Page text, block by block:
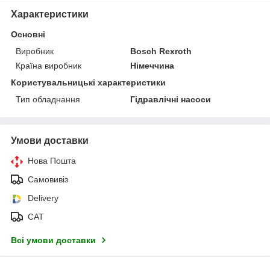
Характеристики
Основні
Виробник
Bosch Rexroth
Країна виробник
Німеччина
Користувальницькі характеристики
Тип обладнання
Гідравлічні насоси
Умови доставки
Нова Пошта
Самовивіз
Delivery
САТ
Всі умови доставки